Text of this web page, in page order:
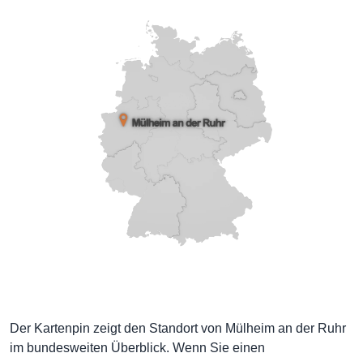
Der Kartenpin zeigt den Standort von Mülheim an der Ruhr
im bundesweiten Überblick. Wenn Sie einen